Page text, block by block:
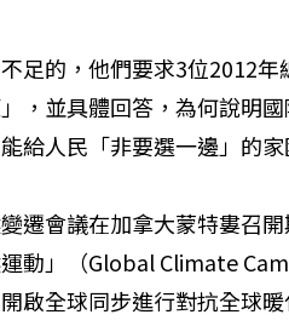
足的，他們要求3位2012年
，並具體回答，為何說明
給人民「非要選一邊」的家
遷會議在加拿大蒙特婁召
動」（Global Climate
啟全球同步進行對抗全球暖